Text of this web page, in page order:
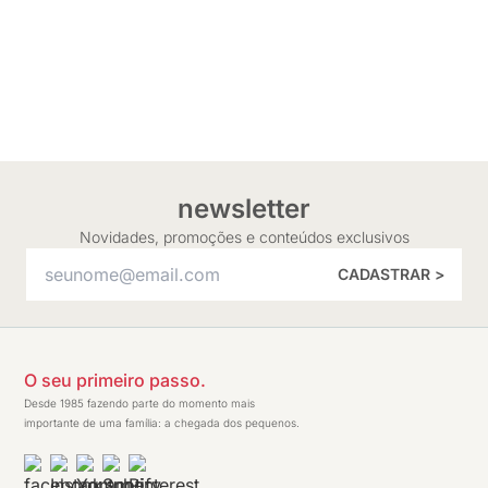
newsletter
Novidades, promoções e conteúdos exclusivos
CADASTRAR >
O seu primeiro passo.
Desde 1985 fazendo parte do momento mais
importante de uma família: a chegada dos pequenos.